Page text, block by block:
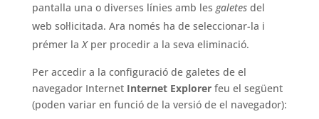
pantalla una o diverses línies amb les galetesdel
web sol·licitada. Ara només ha de seleccionar-la i
prémer laXper procedir a la seva eliminació.
Per accedir a la configuració de galetes de el
navegador Internet Internet Explorerfeu el següent
(poden variar en funció de la versió de el navegador):